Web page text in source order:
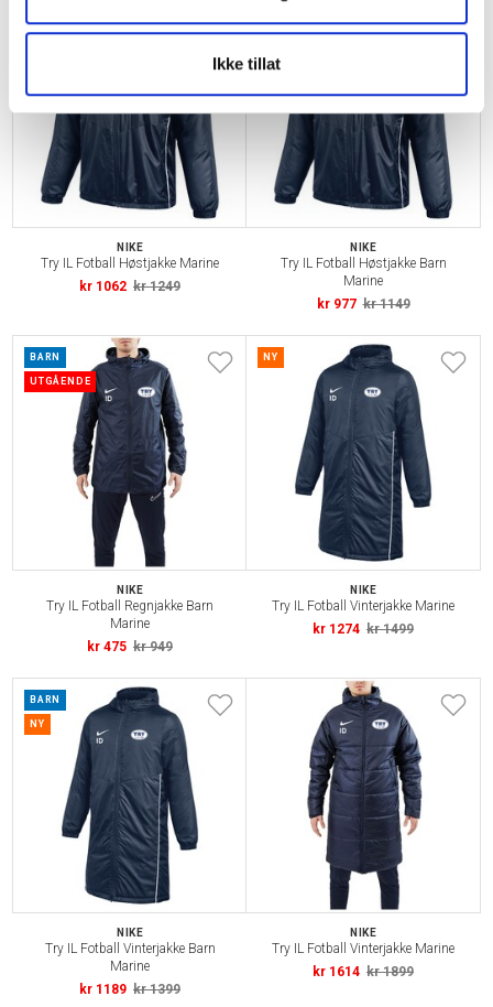
Ikke tillat
NIKE
Try IL Fotball Høstjakke Marine
kr 1062 kr 1249
NY
NIKE
Try IL Fotball Høstjakke Barn
Marine
kr 977 kr 1149
BARN
UTGÅENDE
NIKE
Try IL Fotball Regnjakke Barn
Marine
kr 475 kr 949
NY
NIKE
Try IL Fotball Vinterjakke Marine
kr 1274 kr 1499
BARN
NY
NIKE
Try IL Fotball Vinterjakke Barn
Marine
kr 1189 kr 1399
NIKE
Try IL Fotball Vinterjakke Marine
kr 1614 kr 1899